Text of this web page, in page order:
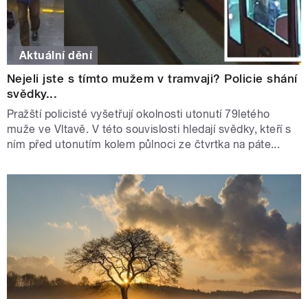
Aktuální dění
Nejeli jste s tímto mužem v tramvaji? Policie shání
svědky...
Pražští policisté vyšetřují okolnosti utonutí 79letého
muže ve Vltavě. V této souvislosti hledají svědky, kteří s
ním před utonutím kolem půlnoci ze čtvrtka na páte...